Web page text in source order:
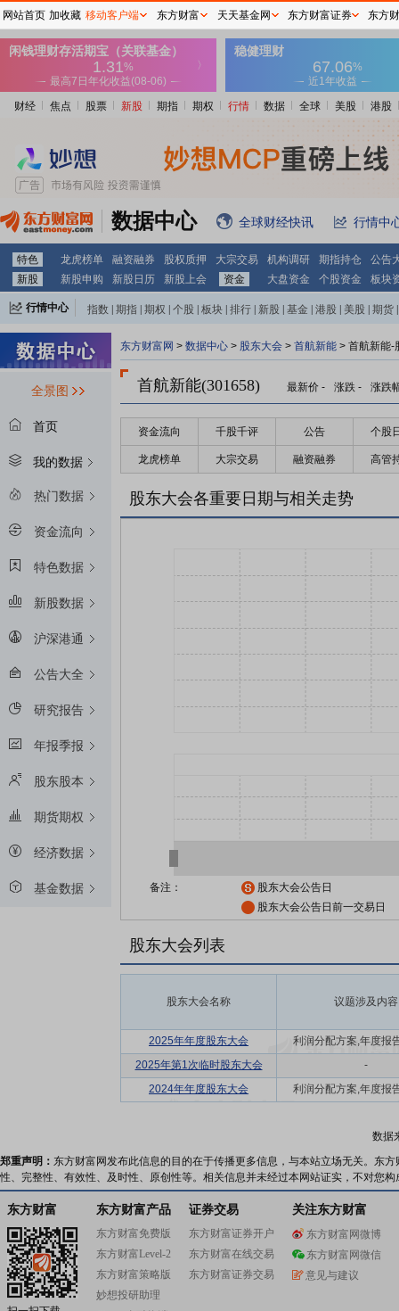
财经 焦点 股票 新股 期指 期权 行情 数据 全球 美股 港股
数据中心 全球财经快讯 行情中
特色 龙虎榜单 融资融券 股权质押 大宗交易 机构调研 期指持仓
公告
新股
新股申购 新股日历 新股上会 资金 大盘资金 个股资金 板块
行情中心 指数 期指 期权 个股 板块 排行 新股 基金 港股 美股 期货
全景图
首页
我的数据
热门数据
资金流向
特色数据
新股数据
沪深港通
公告大全
研究报告
年报季报
股东股本
期货期权
经济数据
基金数据
东方财富网 > 数据中心 > 股东大会 > 首航新能 > 首航新能-
首航新能(301658) 最新价 - 涨跌 - 涨跌
资金流向 千股千评 公告 个股
龙虎榜单 大宗交易 融资融券 高管
股东大会各重要日期与相关走势
备注：
股东大会公告日
股东大会公告日前一交易日
股东大会列表
股东大会名称 议题涉及内容
2025年年度股东大会
利润分配方案,年度报
2025年第1次临时股东大会
-
2024年年度股东大会
利润分配方案,年度报
数据
郑重声明： 东方财富网发布此信息的目的在于传播更多信息，与本站立场无关。东
性、完整性、有效性、及时性、原创性等。相关信息并未经过本网站证实，不对您
东方财富 东方财富产品
东方财富免费版
东方财富Level-2
东方财富策略版
妙想投研助理
证券交易
东方财富证券开户
东方财富在线交易
东方财富证券交易
关注东方财富
东方财富网微博
东方财富网微信
意见与建议
网站首页 加收藏 移动客户端 东方财富 天天基金网 东方财富证券 东方